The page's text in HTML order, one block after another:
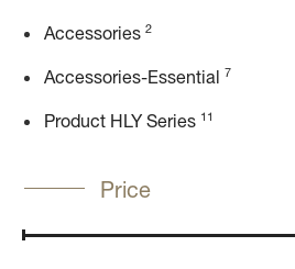
Accessories 2
Accessories-Essential 7
Product HLY Series 11
Price